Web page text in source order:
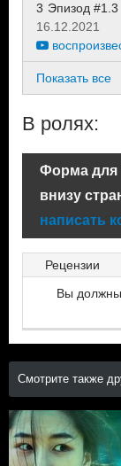
3 Эпизод #1.3
16.12.2021
Показать все
В ролях:
Форма для
внизу
написать
Рецензии
Вы
Смотрите также